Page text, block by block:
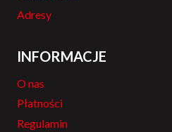
Adresy
INFORMACJE
O nas
Płatności
Regulamin